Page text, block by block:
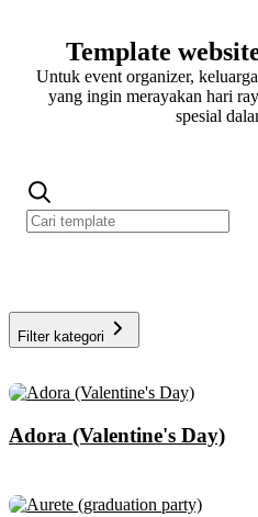
Template
Untuk event organizer,
yang ingin merayakan hari
spesial
Filter kategori
Adora (Valentine's Day)